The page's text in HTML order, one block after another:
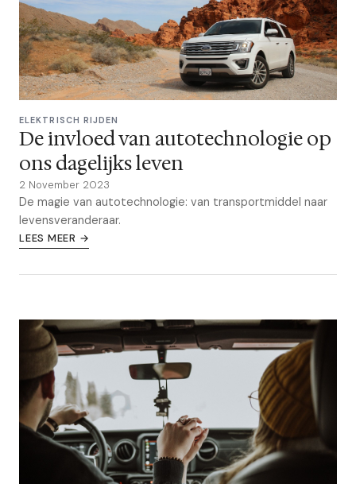
ELEKTRISCH RIJDEN
De invloed van autotechnologie op
ons dagelijks leven
2 November 2023
De magie van autotechnologie: van transportmiddel naar
levensveranderaar.
LEES MEER →